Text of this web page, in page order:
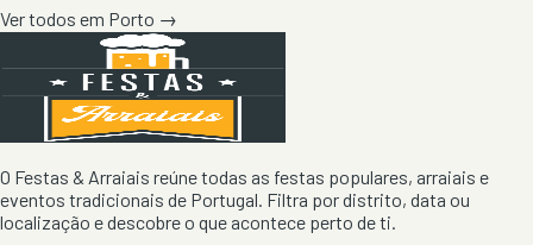
Ver todos em Porto →
O Festas & Arraiais reúne todas as festas populares, arraiais e
eventos tradicionais de Portugal. Filtra por distrito, data ou
localização e descobre o que acontece perto de ti.